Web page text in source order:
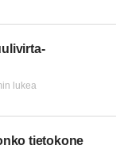
lukea
tietokone